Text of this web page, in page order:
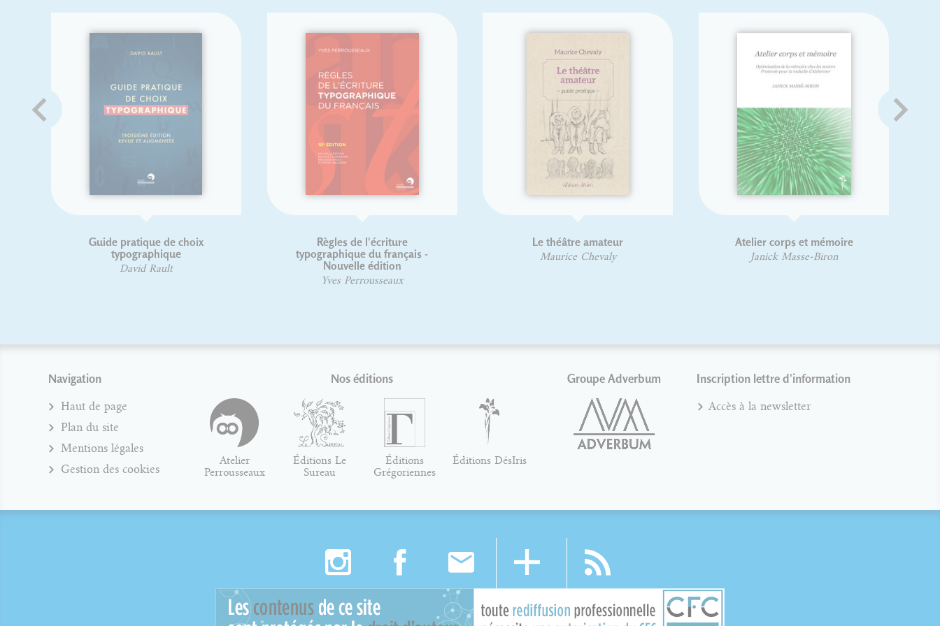
Guide pratique de choix
typographique
David Rault
Règles de l'écriture
typographique du français -
Nouvelle édition
Yves Perrousseaux
Le théâtre amateur
Maurice Chevaly
Atelier corps et mémoire
Janick Masse-Biron
Navigation
Haut de page
Plan du site
Mentions légales
Gestion des cookies
Nos éditions
Atelier
Perrousseaux
Éditions Le
Sureau
Éditions
Grégoriennes
Éditions DésIris
Groupe Adverbum Inscription lettre d'information
Accès à la newsletter